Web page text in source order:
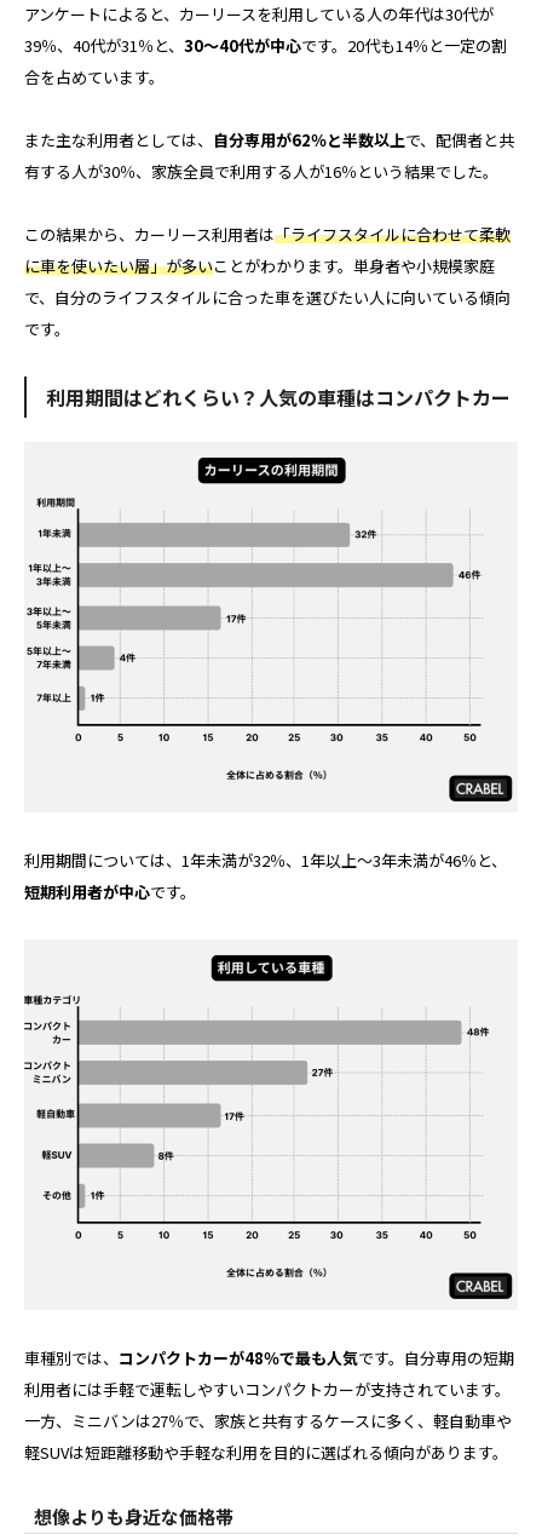
アンケートによると、カーリースを利用している人の年代は30代が
39％、40代が31％と、 30～40代が中心です。20代も14％と一定の割
合を占めています。
また主な利用者としては、 自分専用が62％と半数以上で、配偶者と共
有する人が30％、家族全員で利用する人が16％という結果でした。
この結果から、カーリース利用者は「ライフスタイルに合わせて柔軟
に車を使いたい層」が多いことがわかります。単身者や小規模家庭
で、自分のライフスタイルに合った車を選びたい人に向いている傾向
です。
利用期間はどれくらい？人気の車種はコンパクトカー
利用期間については、1年未満が32％、1年以上～3年未満が46％と、
短期利用者が中心です。
車種別では、 コンパクトカーが48％で最も人気です。自分専用の短期
利用者には手軽で運転しやすいコンパクトカーが支持されています。
一方、ミニバンは27％で、家族と共有するケースに多く、軽自動車や
軽SUVは短距離移動や手軽な利用を目的に選ばれる傾向があります。
想像よりも身近な価格帯